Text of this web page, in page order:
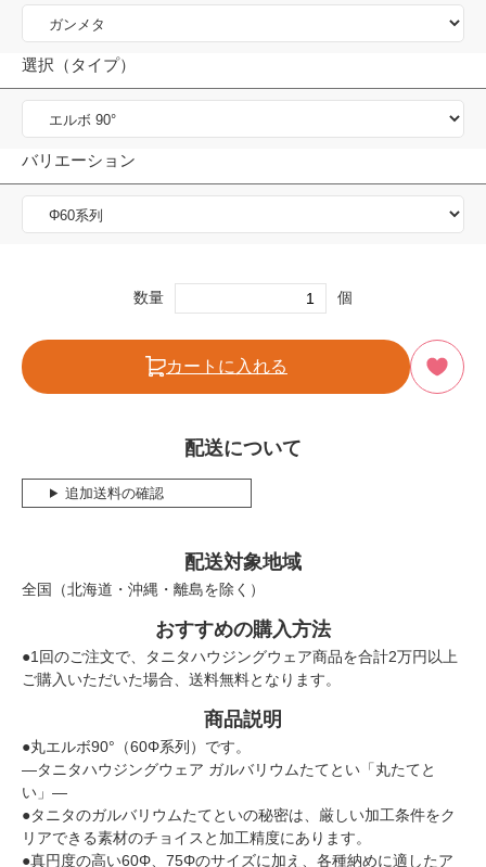
選択（タイプ）
バリエーション
数量 個
カートに入れる
配送について
追加送料の確認
配送対象地域
全国（北海道・沖縄・離島を除く）
おすすめの購入方法
●1回のご注文で、タニタハウジングウェア商品を合計2万円以上
ご購入いただいた場合、送料無料となります。
商品説明
●丸エルボ90°（60Φ系列）です。
―タニタハウジングウェア ガルバリウムたてとい「丸たてと
い」―
●タニタのガルバリウムたてといの秘密は、厳しい加工条件をク
リアできる素材のチョイスと加工精度にあります。
●真円度の高い60Φ、75Φのサイズに加え、各種納めに適したア